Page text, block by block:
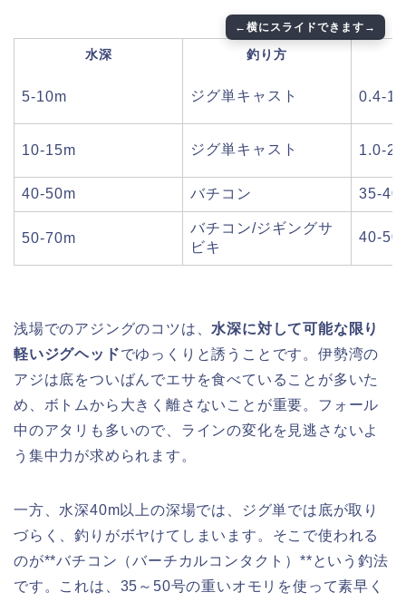
水深 釣り方
5-10m ジグ単キャスト 0.4-
10-15m ジグ単キャスト 1.0-
40-50m バチコン 35-40
50-70m
バチコン/ジギングサ
ビキ
40-50
浅場でのアジングのコツは、 水深に対して可能な限り
軽いジグヘッドでゆっくりと誘うことです。伊勢湾の
アジは底をついばんでエサを食べていることが多いた
め、ボトムから大きく離さないことが重要。フォール
中のアタリも多いので、ラインの変化を見逃さないよ
う集中力が求められます。
一方、水深40m以上の深場では、ジグ単では底が取り
づらく、釣りがボヤけてしまいます。そこで使われる
のが**バチコン（バーチカルコンタクト）**という釣法
です。これは、35～50号の重いオモリを使って素早く